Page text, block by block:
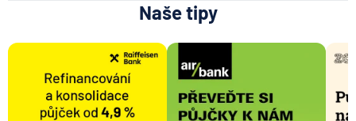
Aukce nemovitosti
Vlastník nemovitosti
Naše tipy